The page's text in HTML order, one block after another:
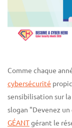
Comme chaque
cybersécurité
sensibilisation sur
slogan "Devenez
GÉANTgérant le